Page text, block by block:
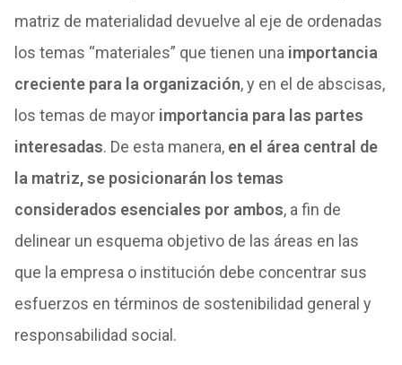
matriz de materialidad devuelve al eje de ordenadas
los temas “materiales” que tienen una importancia
creciente para la organización, y en el de abscisas,
los temas de mayor importancia para las partes
interesadas. De esta manera, en el área central de
la matriz, se posicionarán los temas
considerados esenciales por ambos, a fin de
delinear un esquema objetivo de las áreas en las
que la empresa o institución debe concentrar sus
esfuerzos en términos de sostenibilidad general y
responsabilidad social.